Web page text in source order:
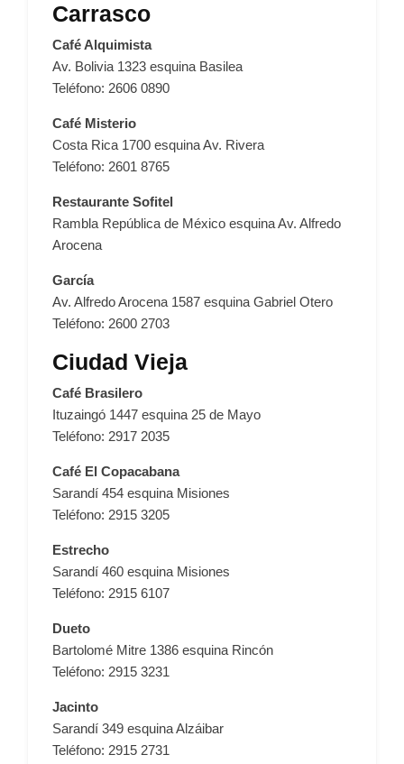
Carrasco
Café Alquimista
Av. Bolivia 1323 esquina Basilea
Teléfono: 2606 0890
Café Misterio
Costa Rica 1700 esquina Av. Rivera
Teléfono: 2601 8765
Restaurante Sofitel
Rambla República de México esquina Av. Alfredo
Arocena
García
Av. Alfredo Arocena 1587 esquina Gabriel Otero
Teléfono: 2600 2703
Ciudad Vieja
Café Brasilero
Ituzaingó 1447 esquina 25 de Mayo
Teléfono: 2917 2035
Café El Copacabana
Sarandí 454 esquina Misiones
Teléfono: 2915 3205
Estrecho
Sarandí 460 esquina Misiones
Teléfono: 2915 6107
Dueto
Bartolomé Mitre 1386 esquina Rincón
Teléfono: 2915 3231
Jacinto
Sarandí 349 esquina Alzáibar
Teléfono: 2915 2731